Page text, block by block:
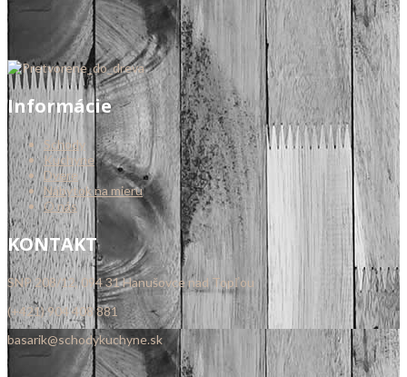
Informácie
Schody
Kuchyne
Dvere
Nábytok na mieru
O nás
KONTAKT
SNP 208/12, 094 31 Hanušovce nad Topľou
(+421) 904 408 881
basarik@schodykuchyne.sk